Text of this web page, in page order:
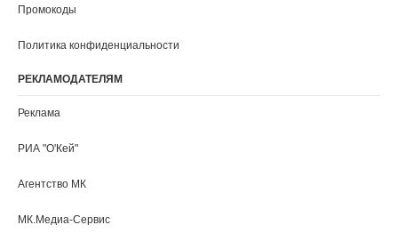
Промокоды
Политика конфиденциальности
РЕКЛАМОДАТЕЛЯМ
Реклама
РИА "O'Кей"
Агентство МК
МК.Медиа-Сервис